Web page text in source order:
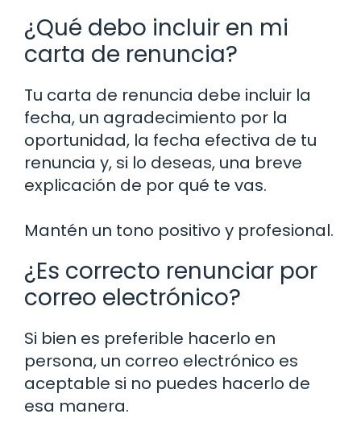
¿Qué debo incluir en mi
carta de renuncia?
Tu carta de renuncia debe incluir la
fecha, un agradecimiento por la
oportunidad, la fecha efectiva de tu
renuncia y, si lo deseas, una breve
explicación de por qué te vas.
Mantén un tono positivo y profesional.
¿Es correcto renunciar por
correo electrónico?
Si bien es preferible hacerlo en
persona, un correo electrónico es
aceptable si no puedes hacerlo de
esa manera.